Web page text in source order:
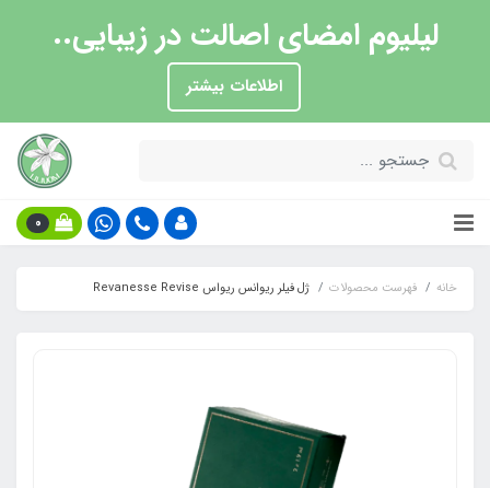
لیلیوم امضای اصالت در زیبایی..
اطلاعات بیشتر
0
خانه فهرست محصولات ژل فیلر ریوانس ریواس Revanesse Revise